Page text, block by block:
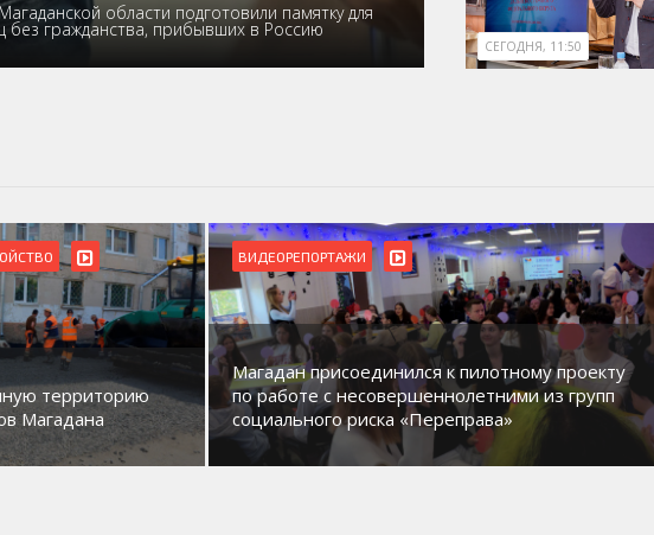
области подготовили памятку для
без гражданства, прибывших в Россию
СЕГОДНЯ, 11:50
территорию
Магадана
ВИДЕОРЕПОРТАЖИ
Магадан присоединился к пилотному проекту
по работе с несовершеннолетними из групп
социального риска «Переправа»